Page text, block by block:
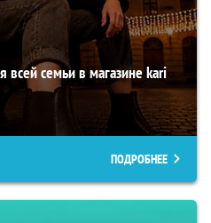
семьи в магазине kari
ПОДРОБНЕЕ